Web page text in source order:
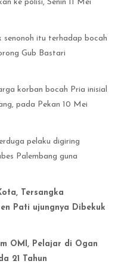
ke polisi, Senin 11 Mei
itu terhadap bocah
Gub Bastari
korban bocah Pria inisial
pada Pekan 10 Mei
pelaku digiring
Palembang guna
Tersangka
Pati ujungnya Dibekuk
OMI, Pelajar di Ogan
21 Tahun